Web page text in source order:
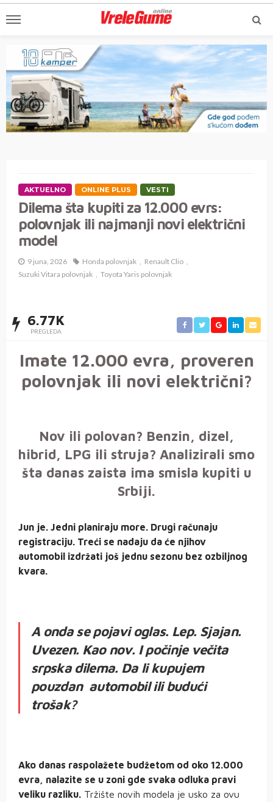
AKTUELNO ONLINE PLUS VESTI
Dilema šta kupiti za 12.000 evrs:
polovnjak ili najmanji novi električni
model
9 juna, 2026 Honda polovnjak
Renault Clio
Suzuki Vitara polovnjak
Toyota Yaris polovnjak
6.77K
PREGLEDA
Imate 12.000 evra, proveren
polovnjak ili novi električni?
Nov ili polovan? Benzin, dizel,
hibrid, LPG ili struja? Analizirali smo
šta danas zaista ima smisla kupiti u
Srbiji.
Jun je. Jedni planiraju more. Drugi računaju
registraciju. Treći se nadaju da će njihov
automobil izdržati još jednu sezonu bez ozbiljnog
kvara.
A onda se pojavi oglas. Lep. Sjajan.
Uvezen. Kao nov. I počinje večita
srpska dilema. Da li kupujem
pouzdan automobil ili budući
trošak?
Ako danas raspolažete budžetom od oko 12.000
evra, nalazite se u zoni gde svaka odluka pravi
veliku razliku. Tržište novih modela je usko za ovu